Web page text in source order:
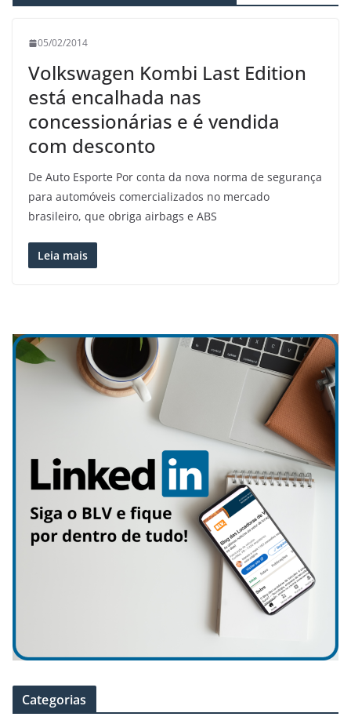
05/02/2014
Volkswagen Kombi Last Edition
está encalhada nas
concessionárias e é vendida
com desconto
De Auto Esporte Por conta da nova norma de segurança
para automóveis comercializados no mercado
brasileiro, que obriga airbags e ABS
Leia mais
Categorias